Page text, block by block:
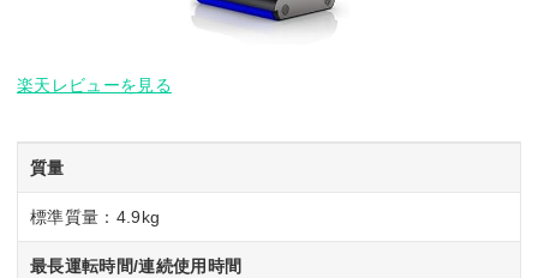
楽天レビューを見る
質量
標準質量：4.9kg
最長運転時間/連続使用時間